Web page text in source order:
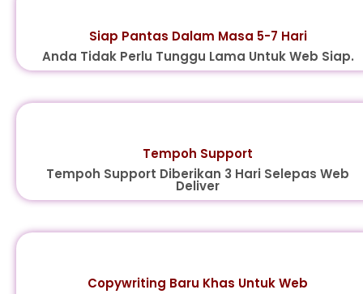
Siap Pantas Dalam Masa 5-7 Hari
Anda Tidak Perlu Tunggu Lama Untuk Web Siap.
Tempoh Support
Tempoh Support Diberikan 3 Hari Selepas Web
Deliver
Copywriting Baru Khas Untuk Web